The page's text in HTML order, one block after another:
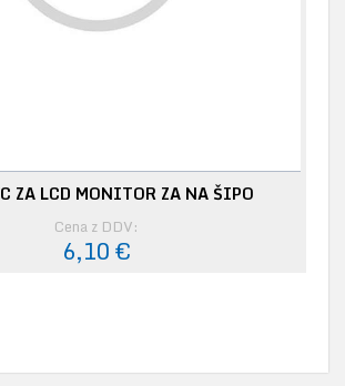
ZA LCD MONITOR ZA NA ŠIPO
Cena z DDV:
6,10 €